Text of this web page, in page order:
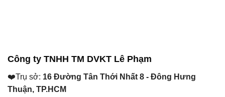
Công ty TNHH TM DVKT Lê Phạm
❤️Trụ sở: 16 Đường Tân Thới Nhất 8 - Đông Hưng
Thuận, TP.HCM